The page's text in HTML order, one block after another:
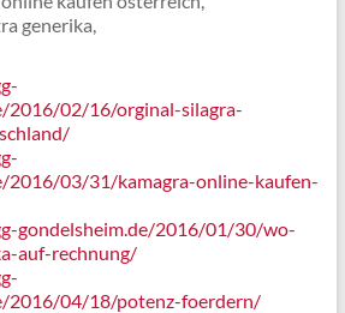
generika,
2016/02/16/orginal-silagra-
2016/03/31/kamagra-online-kaufen-
gondelsheim.de/2016/01/30/wo-
auf-rechnung/
2016/04/18/potenz-foerdern/